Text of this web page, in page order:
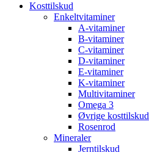
Kosttilskud
Enkeltvitaminer
A-vitaminer
B-vitaminer
C-vitaminer
D-vitaminer
E-vitaminer
K-vitaminer
Multivitaminer
Omega 3
Øvrige kosttilskud
Rosenrod
Mineraler
Jerntilskud